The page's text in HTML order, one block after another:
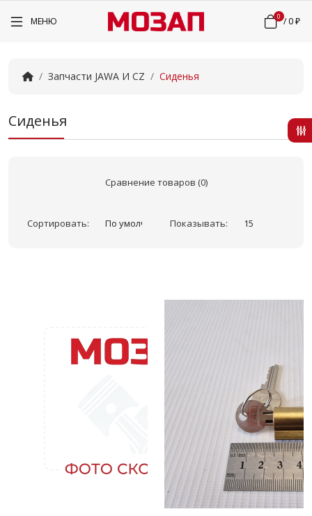
МЕНЮ 0 /0 ₽
Запчасти JAWA И CZ Сиденья
Сиденья
Сравнение товаров (0)
Сортировать: Показывать: